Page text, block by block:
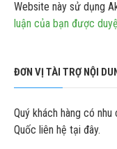
Website này sử dụng
luận của bạn được
ĐƠN VỊ TÀI TRỢ NỘI
Quý khách hàng có nhu
Quốc liên hệ tại đây.